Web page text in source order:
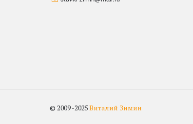
© 2009 -2025 Виталий Зимин